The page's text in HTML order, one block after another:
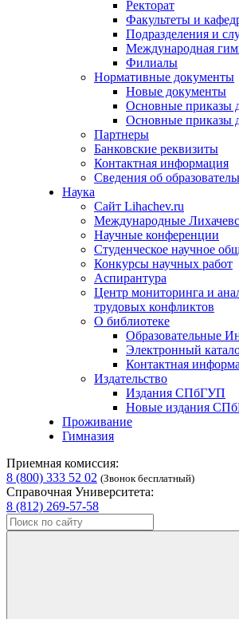
Ректорат
Факультеты и
Подразделения и
Международная
Филиалы
Нормативные документы
Новые документы
Основные приказы
Основные приказы
Партнеры
Банковские реквизиты
Контактная информация
Сведения об
Наука
Сайт Lihachev.ru
Международные
Научные конференции
Студенческое научное
Конкурсы научных работ
Аспирантура
Центр мониторинга и
трудовых конфликтов
О библиотеке
Образовательные
Электронный
Контактная
Издательство
Издания СПбГУП
Новые издания
Проживание
Гимназия
Приемная комиссия:
8 (800) 333 52 02 (Звонок бесплатный)
Справочная Университета:
8 (812) 269-57-58